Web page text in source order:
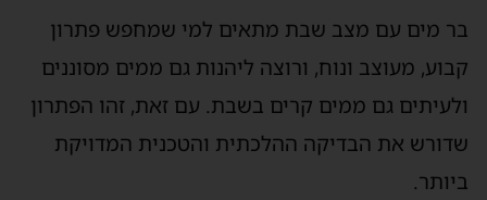
בר מים עם מצב שבת מתאים למי שמחפש פתרון
קבוע, מעוצב ונוח, ורוצה ליהנות גם ממים מסוננים
ולעיתים גם ממים קרים בשבת. עם זאת, זהו הפתרון
שדורש את הבדיקה ההלכתית והטכנית המדויקת
ביותר.